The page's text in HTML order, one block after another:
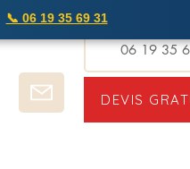
06 19 35
DEVIS
📞 06 19 35 69 31